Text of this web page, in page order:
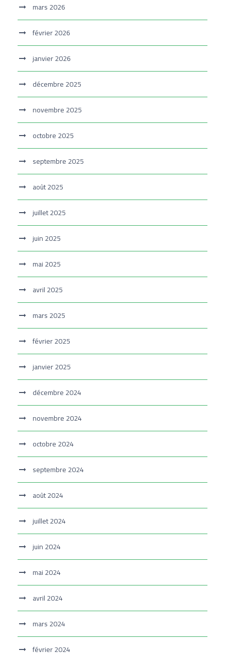
mars 2026
février 2026
janvier 2026
décembre 2025
novembre 2025
octobre 2025
septembre 2025
août 2025
juillet 2025
juin 2025
mai 2025
avril 2025
mars 2025
février 2025
janvier 2025
décembre 2024
novembre 2024
octobre 2024
septembre 2024
août 2024
juillet 2024
juin 2024
mai 2024
avril 2024
mars 2024
février 2024